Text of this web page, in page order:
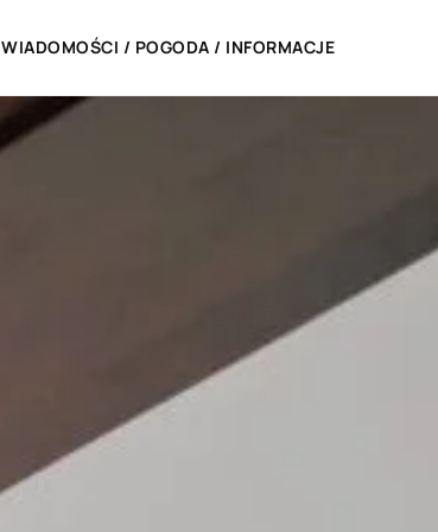
WIADOMOŚCI / POGODA / INFORMACJE